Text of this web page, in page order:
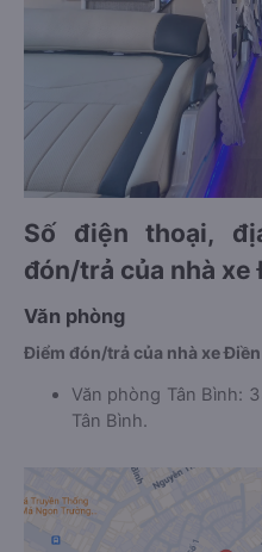
Số điện thoại,
đón/trả của nhà
Văn phòng
Điểm đón/trả của nhà xe
Văn phòng Tân Bình:
Tân Bình.